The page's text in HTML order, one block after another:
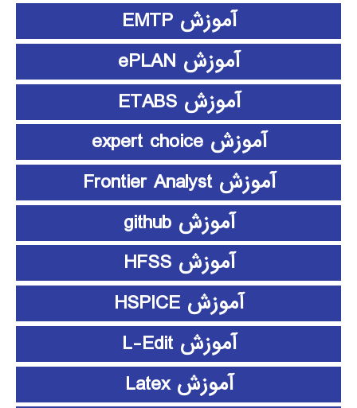
آموزش EMTP
آموزش ePLAN
آموزش ETABS
آموزش expert choice
آموزش Frontier Analyst
آموزش github
آموزش HFSS
آموزش HSPICE
آموزش L-Edit
آموزش Latex